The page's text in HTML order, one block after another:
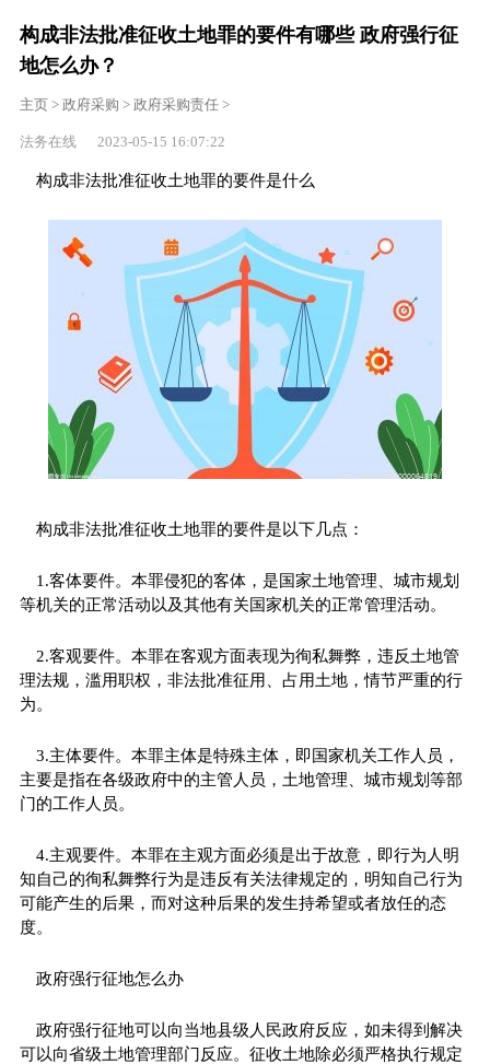
构成非法批准征收土地罪的要件有哪些 政府强行征
地怎么办？
主页> 政府采购 > 政府采购责任>
法务在线 2023-05-15 16:07:22
构成非法批准征收土地罪的要件是什么
构成非法批准征收土地罪的要件是以下几点：
1.客体要件。本罪侵犯的客体，是国家土地管理、城市规划
等机关的正常活动以及其他有关国家机关的正常管理活动。
2.客观要件。本罪在客观方面表现为徇私舞弊，违反土地管
理法规，滥用职权，非法批准征用、占用土地，情节严重的行
为。
3.主体要件。本罪主体是特殊主体，即国家机关工作人员，
主要是指在各级政府中的主管人员，土地管理、城市规划等部
门的工作人员。
4.主观要件。本罪在主观方面必须是出于故意，即行为人明
知自己的徇私舞弊行为是违反有关法律规定的，明知自己行为
可能产生的后果，而对这种后果的发生持希望或者放任的态
度。
政府强行征地怎么办
政府强行征地可以向当地县级人民政府反应，如未得到解决
可以向省级土地管理部门反应。征收土地除必须严格执行规定